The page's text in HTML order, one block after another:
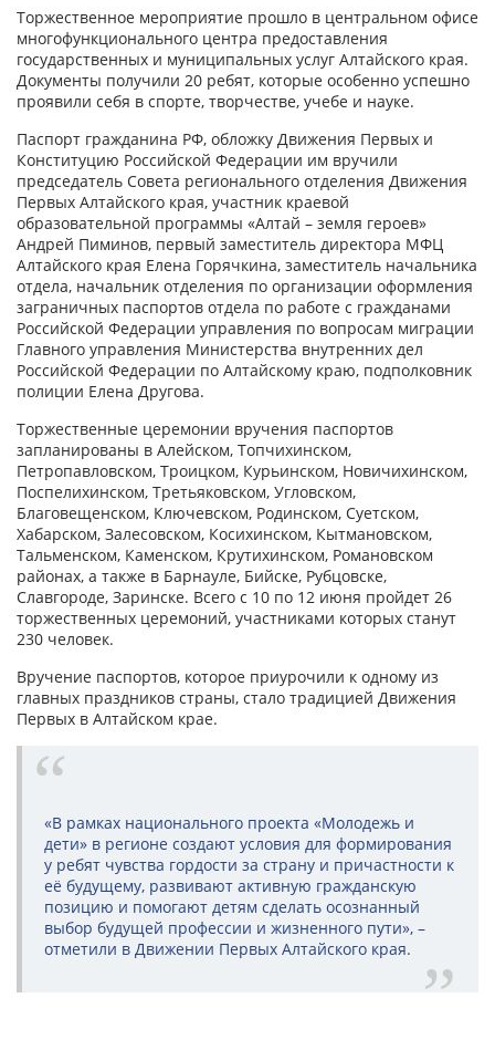
Торжественное мероприятие прошло в центральном офисе
многофункционального центра предоставления
государственных и муниципальных услуг Алтайского края.
Документы получили 20 ребят, которые особенно успешно
проявили себя в спорте, творчестве, учебе и науке.
Паспорт гражданина РФ, обложку Движения Первых и
Конституцию Российской Федерации им вручили
председатель Совета регионального отделения Движения
Первых Алтайского края, участник краевой
образовательной программы «Алтай – земля героев»
Андрей Пиминов, первый заместитель директора МФЦ
Алтайского края Елена Горячкина, заместитель начальника
отдела, начальник отделения по организации оформления
заграничных паспортов отдела по работе с гражданами
Российской Федерации управления по вопросам миграции
Главного управления Министерства внутренних дел
Российской Федерации по Алтайскому краю, подполковник
полиции Елена Другова.
Торжественные церемонии вручения паспортов
запланированы в Алейском, Топчихинском,
Петропавловском, Троицком, Курьинском, Новичихинском,
Поспелихинском, Третьяковском, Угловском,
Благовещенском, Ключевском, Родинском, Суетском,
Хабарском, Залесовском, Косихинском, Кытмановском,
Тальменском, Каменском, Крутихинском, Романовском
районах, а также в Барнауле, Бийске, Рубцовске,
Славгороде, Заринске. Всего с 10 по 12 июня пройдет 26
торжественных церемоний, участниками которых станут
230 человек.
Вручение паспортов, которое приурочили к одному из
главных праздников страны, стало традицией Движения
Первых в Алтайском крае.
«В рамках национального проекта «Молодежь и
дети» в регионе создают условия для формирования
у ребят чувства гордости за страну и причастности к
её будущему, развивают активную гражданскую
позицию и помогают детям сделать осознанный
выбор будущей профессии и жизненного пути», –
отметили в Движении Первых Алтайского края.